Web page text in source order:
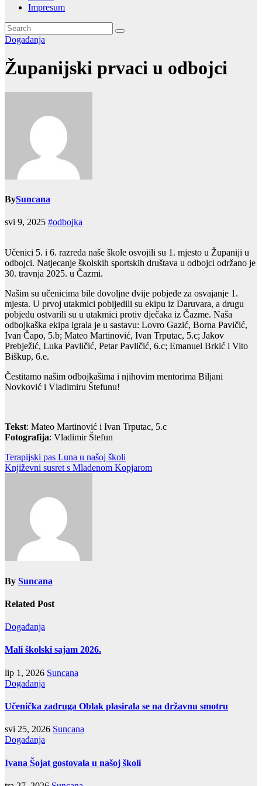
Impresum
Događanja
Županijski prvaci u odbojci
BySuncana
svi 9, 2025 #odbojka
Učenici 5. i 6. razreda naše škole osvojili su 1. mjesto u Županiji u
odbojci. Natjecanje školskih sportskih društava u odbojci održano je
30. travnja 2025. u Čazmi.
Našim su učenicima bile dovoljne dvije pobjede za osvajanje 1.
mjesta. U prvoj utakmici pobijedili su ekipu iz Daruvara, a drugu
pobjedu ostvarili su u utakmici protiv dječaka iz Čazme. Naša
odbojkaška ekipa igrala je u sastavu: Lovro Gazić, Borna Pavičić,
Ivan Čapo, 5.b; Mateo Martinović, Ivan Trputac, 5.c; Jakov
Prebježić, Luka Pavličić, Petar Pavličić, 6.c; Emanuel Brkić i Vito
Biškup, 6.e.
Čestitamo našim odbojkašima i njihovim mentorima Biljani
Novković i Vladimiru Štefunu!
Tekst: Mateo Martinović i Ivan Trputac, 5.c
Fotografija: Vladimir Štefun
Navigacija
objava
Terapijski pas Luna u našoj školi
Književni susret s Mladenom Kopjarom
By Suncana
Related Post
Događanja
Mali školski sajam 2026.
lip 1, 2026 Suncana
Događanja
Učenička zadruga Oblak plasirala se na državnu smotru
svi 25, 2026 Suncana
Događanja
Ivana Šojat gostovala u našoj školi